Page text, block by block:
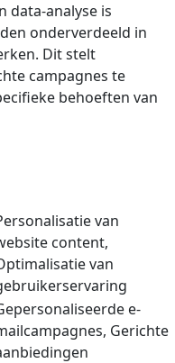
data-analyse is
onderverdeeld in
Dit stelt
campagnes te
behoeften van
van
content,
van
e-
Gerichte